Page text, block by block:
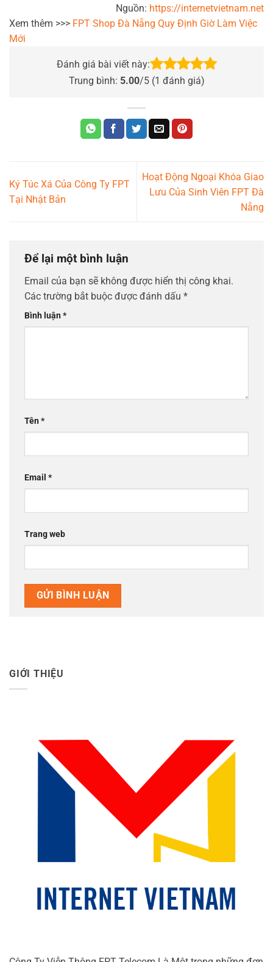
Nguồn: https://internetvietnam.net
Xem thêm >>> FPT Shop Đà Nẵng Quy Định Giờ Làm Việc
Mới
Đánh giá bài viết này:
Trung bình: 5.00/5 (1 đánh giá)
Ký Túc Xá Của Công Ty FPT
Tại Nhật Bản
Hoạt Động Ngoại Khóa Giao
Lưu Của Sinh Viên FPT Đà
Nẵng
Để lại một bình luận
Email của bạn sẽ không được hiển thị công khai.
Các trường bắt buộc được đánh dấu *
Bình luận*
Tên*
Email *
Trang web
GIỚI THIỆU